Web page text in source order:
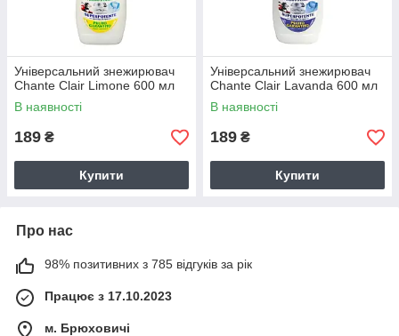
Універсальний знежирювач
Chante Clair Limone 600 мл
В наявності
189 ₴
Купити
Універсальний знежирювач
Chante Clair Lavanda 600 мл
В наявності
189 ₴
Купити
Про нас
98% позитивних з 785 відгуків за рік
Працює з 17.10.2023
м. Брюховичі